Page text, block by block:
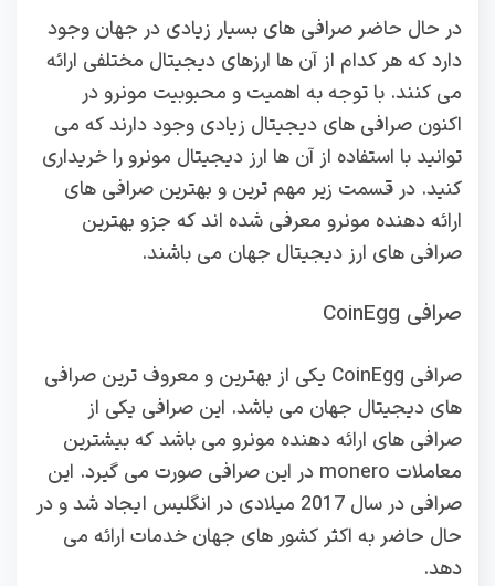
در حال حاضر صرافی های بسیار زیادی در جهان وجود
دارد که هر کدام از آن ها ارزهای دیجیتال مختلفی ارائه
می کنند. با توجه به اهمیت و محبوبیت مونرو در
اکنون صرافی های دیجیتال زیادی وجود دارند که می
توانید با استفاده از آن ها ارز دیجیتال مونرو را خریداری
کنید. در قسمت زیر مهم ترین و بهترین صرافی های
ارائه دهنده مونرو معرفی شده اند که جزو بهترین
صرافی های ارز دیجیتال جهان می باشند.
صرافی CoinEgg
صرافی CoinEgg یکی از بهترین و معروف ترین صرافی
های دیجیتال جهان می باشد. این صرافی یکی از
صرافی های ارائه دهنده مونرو می باشد که بیشترین
معاملات monero در این صرافی صورت می گیرد. این
صرافی در سال 2017 میلادی در انگلیس ایجاد شد و در
حال حاضر به اکثر کشور های جهان خدمات ارائه می
دهد.